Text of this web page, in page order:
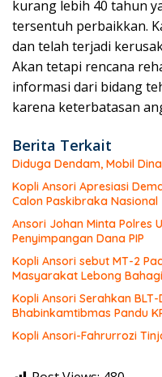
kurang lebih 40 tahun
tersentuh perbaikkan.
dan telah terjadi
Akan tetapi rencana
informasi dari bidang
karena keterbatasan
Berita Terkait
Diduga Dendam, Mobil
Kopli Ansori Apresiasi
Calon Paskibraka Nasional
Ansori Johan Minta Polres
Penyimpangan Dana PIP
Kopli Ansori sebut MT-2
Masyarakat Lebong
Kopli Ansori Serahkan
Bhabinkamtibmas Pandu
Kopli Ansori-Fahrurrozi